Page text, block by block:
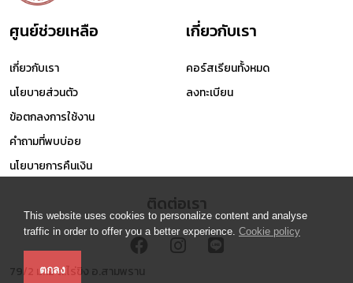
This website uses cookies to personalize content and analyse
traffic in order to offer you a better experience. Cookie policy
ตกลง
ศูนย์ช่วยเหลือ
เกี่ยวกับเรา
นโยบายส่วนตัว
ข้อตกลงการใช้งาน
คำถามที่พบบ่อย
นโยบายการคืนเงิน
เกี่ยวกับเรา
คอร์สเรียนทั้งหมด
ลงทะเบียน
ติดต่อเรา
79/2 ม.12 ต.ไร่ขิง อ.สามพราน